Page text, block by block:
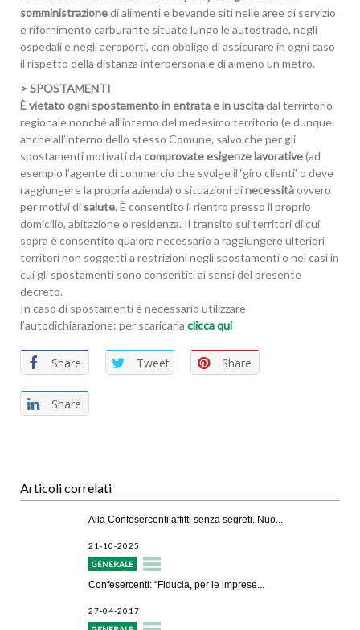
somministrazionedi alimenti e bevande siti nelle aree di servizio
e rifornimento carburante situate lungo le autostrade, negli
ospedali e negli aeroporti, con obbligo di assicurare in ogni caso
il rispetto della distanza interpersonale di almeno un metro.
> SPOSTAMENTI
È vietato ogni spostamento in entrata e in uscitadal terrirtorio
regionale nonché all’interno del medesimo territorio (e dunque
anche all’interno dello stesso Comune, salvo che per gli
spostamenti motivati da comprovate esigenze lavorative(ad
esempio l’agente di commercio che svolge il ‘giro clienti’ o deve
raggiungere la propria azienda) o situazioni dinecessitàovvero
per motivi di salute. È consentito il rientro presso il proprio
domicilio, abitazione o residenza. Il transito sui territori di cui
sopra è consentito qualora necessario a raggiungere ulteriori
territori non soggetti a restrizioni negli spostamenti o nei casi in
cui gli spostamenti sono consentiti ai sensi del presente
decreto.
In caso di spostamenti è necessario utilizzare
l’autodichiarazione: per scaricarla clicca qui
Share Tweet Share
Share
Articoli correlati
Alla Confesercenti affitti senza segreti. Nuo...
21-10-2025
GENERALE
Confesercenti: “Fiducia, per le imprese...
27-04-2017